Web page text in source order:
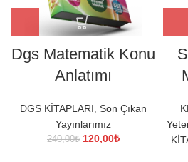
Dgs Matematik Konu
Anlatımı
DGS KİTAPLARI Son Çıkan
Yayınlarımız
240,00₺ Orijinal
120,00₺Şu